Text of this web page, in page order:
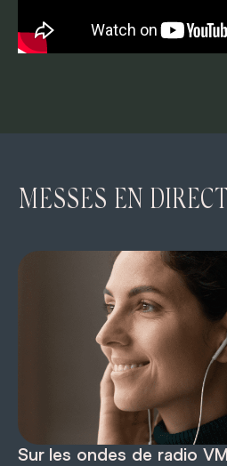
MESSES EN DIRECT
Sur les ondes de radio VM